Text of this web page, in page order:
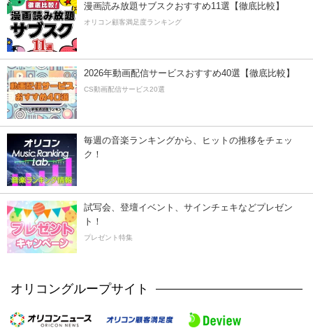
漫画読み放題サブスクおすすめ11選【徹底比較】
オリコン顧客満足度ランキング
2026年動画配信サービスおすすめ40選【徹底比較】
CS動画配信サービス20選
毎週の音楽ランキングから、ヒットの推移をチェッ
ク！
試写会、登壇イベント、サインチェキなどプレゼン
ト！
プレゼント特集
オリコングループサイト